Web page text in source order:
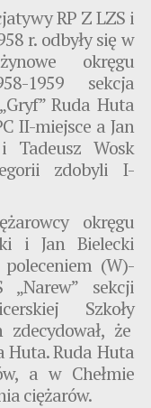
RP Z LZS i
r. odbyły się w
okręgu
1959 sekcja
Ruda Huta
II-miejsce a Jan
Tadeusz Wosk
zdobyli I-
okręgu
i Jan Bielecki
(W)-
sekcji
Szkoły
że
Huta. Ruda Huta
a w Chełmie
ciężarów.